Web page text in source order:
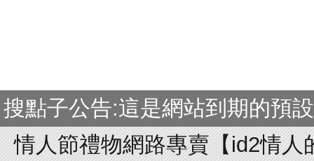
搜點子公告:這是網站到期的預
情人節禮物網路專賣【id2情